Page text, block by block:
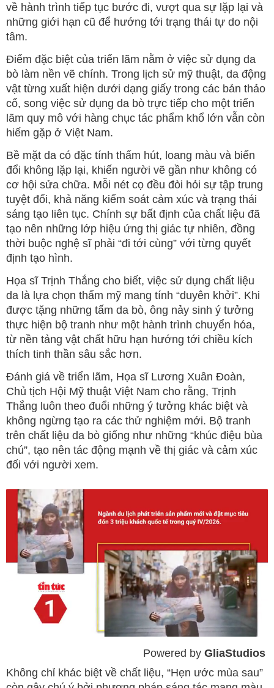
về hành trình tiếp tục bước đi, vượt qua sự lặp lại và
những giới hạn cũ để hướng tới trạng thái tự do nội
tâm.
Điểm đặc biệt của triển lãm nằm ở việc sử dụng da
bò làm nền vẽ chính. Trong lịch sử mỹ thuật, da động
vật từng xuất hiện dưới dạng giấy trong các bản thảo
cổ, song việc sử dụng da bò trực tiếp cho một triển
lãm quy mô với hàng chục tác phẩm khổ lớn vẫn còn
hiếm gặp ở Việt Nam.
Bề mặt da có đặc tính thấm hút, loang màu và biến
đổi không lặp lại, khiến người vẽ gần như không có
cơ hội sửa chữa. Mỗi nét cọ đều đòi hỏi sự tập trung
tuyệt đối, khả năng kiểm soát cảm xúc và trạng thái
sáng tạo liên tục. Chính sự bất định của chất liệu đã
tạo nên những lớp hiệu ứng thị giác tự nhiên, đồng
thời buộc nghệ sĩ phải “đi tới cùng” với từng quyết
định tạo hình.
Họa sĩ Trịnh Thắng cho biết, việc sử dụng chất liệu
da là lựa chọn thẩm mỹ mang tính “duyên khởi”. Khi
được tặng những tấm da bò, ông nảy sinh ý tưởng
thực hiện bộ tranh như một hành trình chuyển hóa,
từ nền tảng vật chất hữu hạn hướng tới chiều kích
thích tinh thần sâu sắc hơn.
Đánh giá về triển lãm, Họa sĩ Lương Xuân Đoàn,
Chủ tịch Hội Mỹ thuật Việt Nam cho rằng, Trịnh
Thắng luôn theo đuổi những ý tưởng khác biệt và
không ngừng tạo ra các thử nghiệm mới. Bộ tranh
trên chất liệu da bò giống như những “khúc điệu bùa
chú”, tạo nên tác động mạnh về thị giác và cảm xúc
đối với người xem.
Powered by GliaStudios
Không chỉ khác biệt về chất liệu, “Hẹn ước mùa sau”